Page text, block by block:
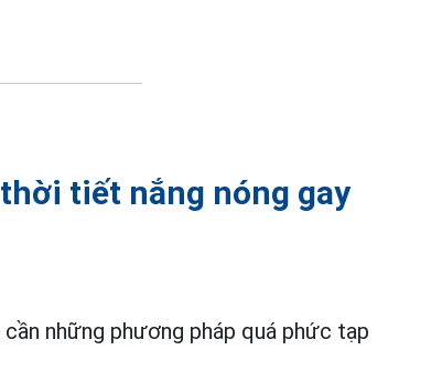
tiết nắng nóng gay
những phương pháp quá phức tạp